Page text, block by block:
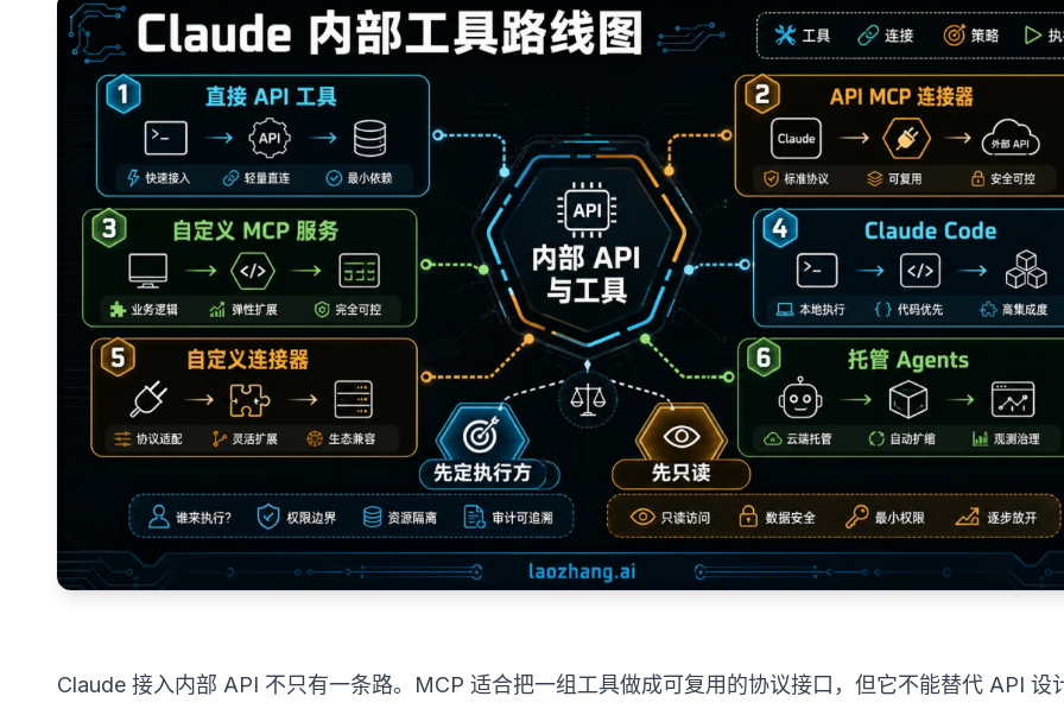
Claude 接入内部 API 不只有一条路。MCP 适合把一组工具做成可复用的协议接口，但它不能替代 API 设